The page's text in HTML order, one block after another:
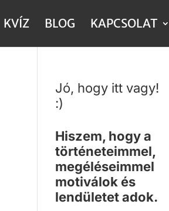
KVÍZ BLOG KAPCSOLAT
Jó, hogy itt vagy!
:)
Hiszem, hogy a
történeteimmel,
megéléseimmel
motiválok és
lendületet adok.